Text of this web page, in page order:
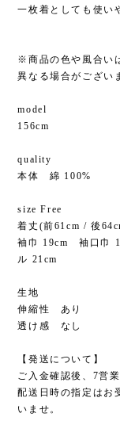
一枚着としても使い
※商品の色や風合い
異なる場合がござい
model
156cm
quality
本体 綿 100%
size Free
着丈(前61cm / 後
袖巾 19cm 袖口巾
ル 21cm
生地
伸縮性 あり
透け感 なし
【発送について】
ご入金確認後、7営
配送日時の指定はお
いませ。